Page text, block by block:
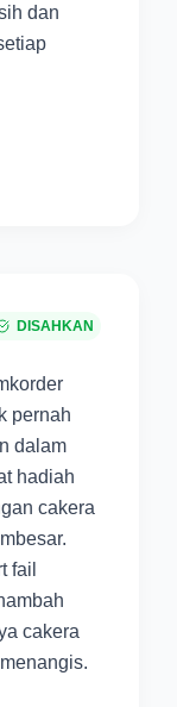
dan
DISAHKAN
pernah
dalam
hadiah
cakera
fail
cakera